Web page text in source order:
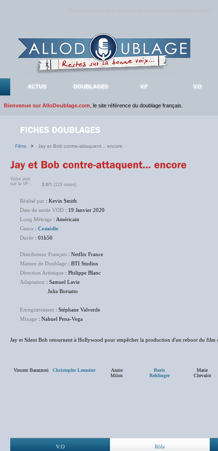
ACTUS DOUBLAGES V.F V.O
Bienvenue sur AlloDoublage.com , le site référence du doublage français.
Films > Jay et Bob contre-attaquent... encore
Votre avis
sur la VF :
2.0/5 (123 notes)
Réalisé par : Kevin Smith
Date de sortie VOD : 19 Janvier 2020
Long Métrage : Américain
Genre : Comédie
Durée : 01h50
Distributeur Français : Netflix France
Maison de Doublage : BTI Studios
Direction Artistique : Philippe Blanc
Adaptation : Samuel Lavie
Julia Borsatto
Enregistrement : Stéphane Valverde
Mixage : Nahuel Pena-Vega
Jay et Silent Bob retournent à Hollywood pour empêcher la production d'un reboot du film
Vincent Barazzoni Christophe Lemoine
Annie
Milon
Boris
Rehlinger
Marie
Chevalot
V.O Rôle